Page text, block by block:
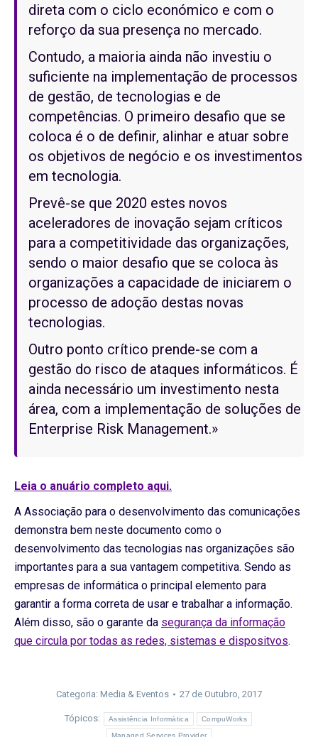
direta com o ciclo económico e com o
reforço da sua presença no mercado.
Contudo, a maioria ainda não investiu o
suficiente na implementação de processos
de gestão, de tecnologias e de
competências. O primeiro desafio que se
coloca é o de definir, alinhar e atuar sobre
os objetivos de negócio e os investimentos
em tecnologia.
Prevê-se que 2020 estes novos
aceleradores de inovação sejam críticos
para a competitividade das organizações,
sendo o maior desafio que se coloca às
organizações a capacidade de iniciarem o
processo de adoção destas novas
tecnologias.
Outro ponto crítico prende-se com a
gestão do risco de ataques informáticos. É
ainda necessário um investimento nesta
área, com a implementação de soluções de
Enterprise Risk Management.»
Leia o anuário completo aqui.
A Associação para o desenvolvimento das comunicações
demonstra bem neste documento como o
desenvolvimento das tecnologias nas organizações são
importantes para a sua vantagem competitiva. Sendo as
empresas de informática o principal elemento para
garantir a forma correta de usar e trabalhar a informação.
Além disso, são o garante da segurança da informação
que circula por todas as redes, sistemas e dispositvos.
Categoria: Media & Eventos 27 de Outubro, 2017
Tópicos: Assistência Informática CompuWorks
Managed Services Provider